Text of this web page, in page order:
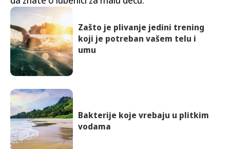
Zašto je plivanje jedini trening
koji je potreban vašem telu i
umu
Bakterije koje vrebaju u plitkim
vodama